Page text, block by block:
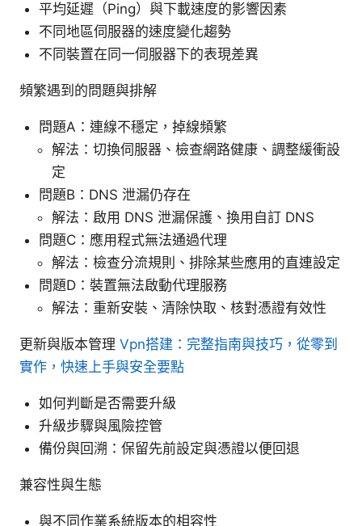
平均延遲（Ping）與下載速度的影響因素
不同地區伺服器的速度變化趨勢
不同裝置在同一伺服器下的表現差異
頻繁遇到的問題與排解
問題A：連線不穩定，掉線頻繁
解法：切換伺服器、檢查網路健康、調整緩衝設
定
問題B：DNS 泄漏仍存在
解法：啟用 DNS 泄漏保護、換用自訂 DNS
問題C：應用程式無法通過代理
解法：檢查分流規則、排除某些應用的直連設定
問題D：裝置無法啟動代理服務
解法：重新安裝、清除快取、核對憑證有效性
更新與版本管理 Vpn搭建：完整指南與技巧，從零到
實作，快速上手與安全要點
如何判斷是否需要升級
升級步驟與風險控管
備份與回溯：保留先前設定與憑證以便回退
兼容性與生態
與不同作業系統版本的相容性